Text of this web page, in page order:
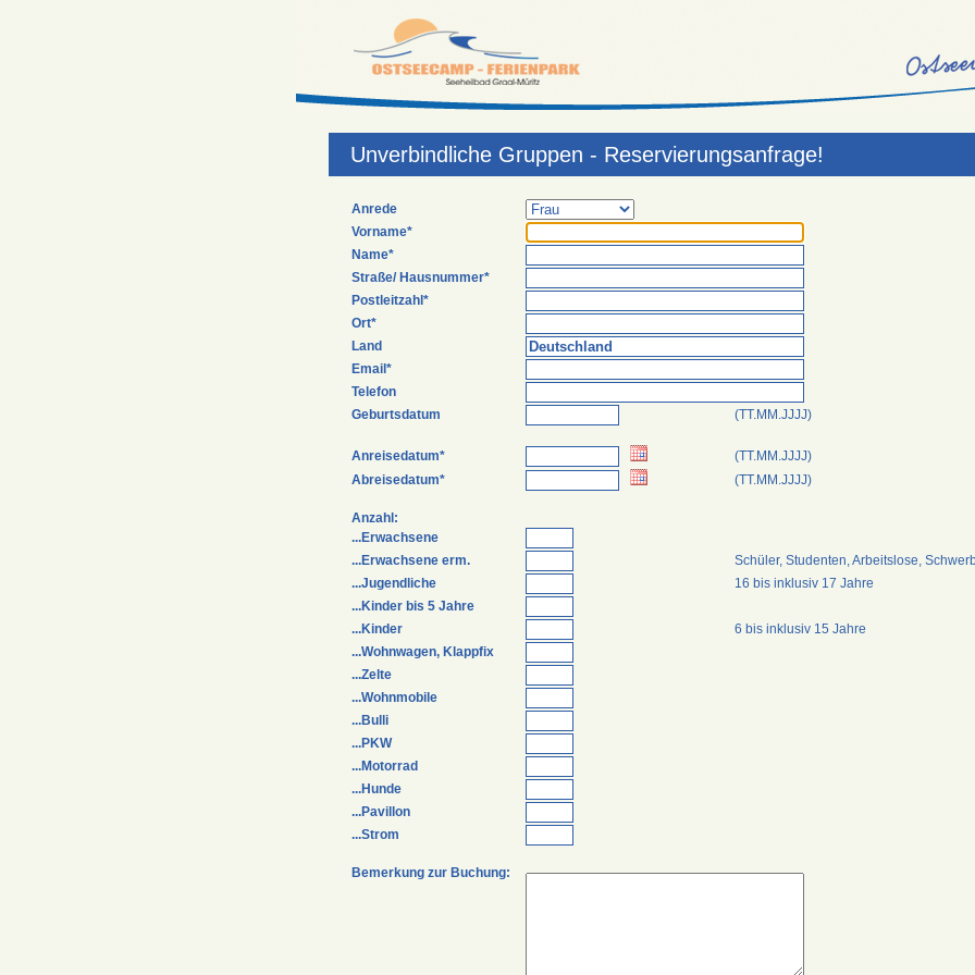
Unverbindliche Gruppen - Reservierungsanfrage!
Anrede
Vorname*
Name*
Straße/ Hausnummer*
Postleitzahl*
Ort*
Land
Email*
Telefon
Geburtsdatum
(TT.MM.JJJJ)
Anreisedatum*
(TT.MM.JJJJ)
Abreisedatum*
(TT.MM.JJJJ)
Anzahl:
...Erwachsene
...Erwachsene erm.
Schüler, Studenten, Arbeitslose,
...Jugendliche
16 bis inklusiv 17 Jahre
...Kinder bis 5 Jahre
...Kinder
6 bis inklusiv 15 Jahre
...Wohnwagen, Klappfix
...Zelte
...Wohnmobile
...Bulli
...PKW
...Motorrad
...Hunde
...Pavillon
...Strom
Bemerkung zur Buchung: